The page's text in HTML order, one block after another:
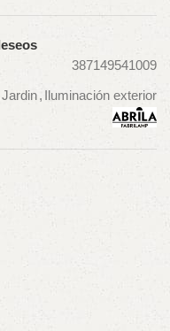
387149541009
, Iluminación exterior